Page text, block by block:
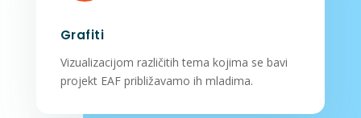
Grafiti
Vizualizacijom različitih tema kojima se bavi
projekt EAF približavamo ih mladima.